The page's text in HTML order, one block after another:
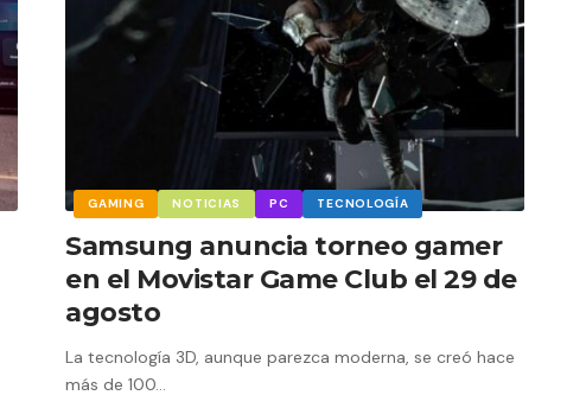
GAMING NOTICIAS PC TECNOLOGÍA
Samsung anuncia torneo gamer
en el Movistar Game Club el 29 de
agosto
La tecnología 3D, aunque parezca moderna, se creó hace
más de 100…